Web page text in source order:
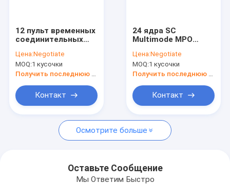
Спросите цитату
Специализированная оптическая продукция
Соединение центра обработки данных
12 пульт временных
соединительных
высокой плотности
ядра MPO LC /24
ядра/волокно MPO
Цена:Negotiate
MOQ:1 кусочки
Получить последнюю цену
Контакт
24 ядра SC
Multimode MPO
оптическая патч-
панель высокой
плотности
Цена:Negotiate
MOQ:1 кусочки
Получить последнюю цену
Контакт
Осмотрите больше
Оставьте Сообщение
Мы Ответим Быстро